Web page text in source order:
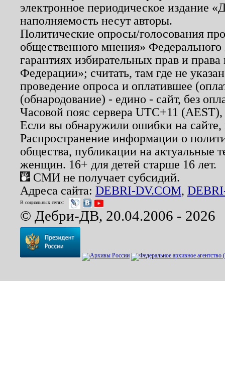
электронное периодическое издание
наполняемость несут авторы.
Политические опросы/голосования
общественного мнения»
гарантиях избирательных прав и
Федерации»; считать, там где не
проведение опроса и оплатившее
(обнародование) - едино - сайт, без
Часовой пояс сервера UTC+11
Если вы обнаружили ошибки на
Распространение информации о
общества, публикации на актуальные
женщин. 16+ для детей старше 16 лет.
СМИ не получает субсидий.
Адреса сайта: DEBRI-DV.COM,
В социальных сетях:
© Дебри-ДВ, 20.04.2006 - 2026